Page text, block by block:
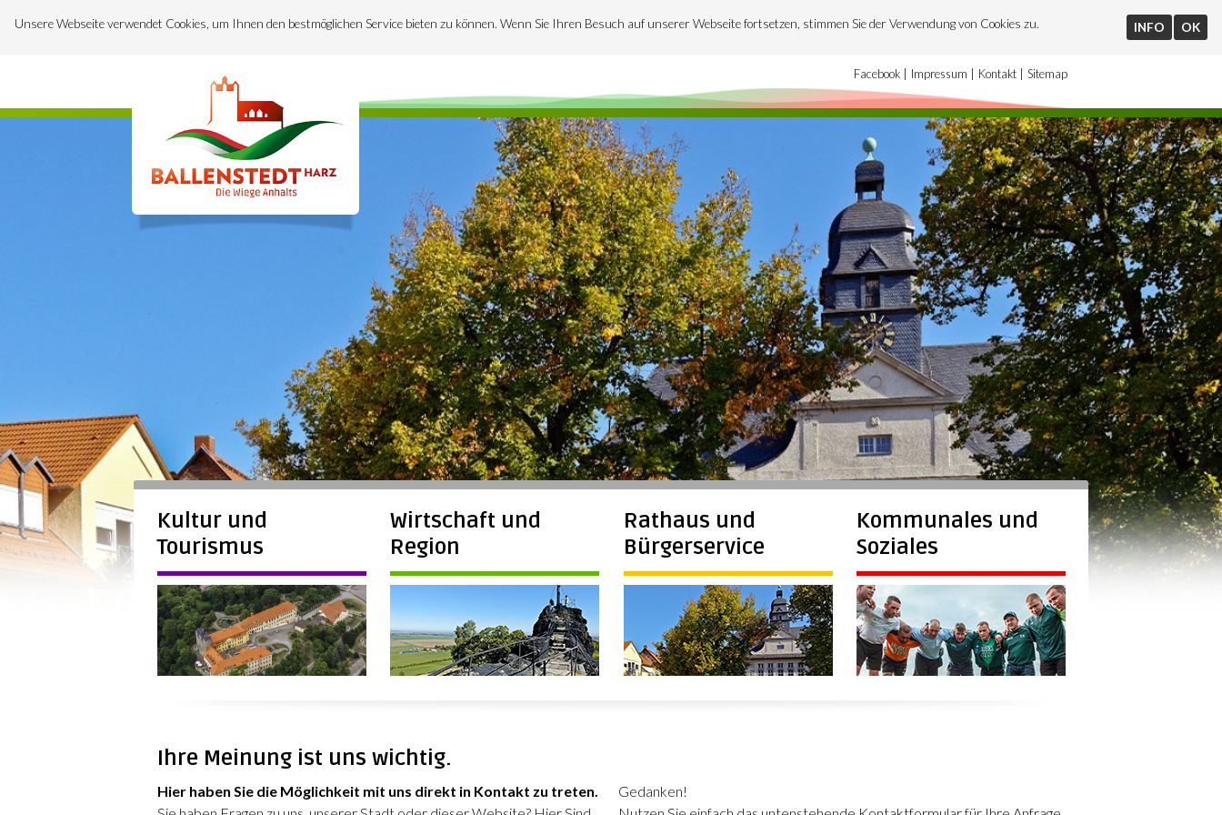
Unsere Webseite verwendet Cookies, um Ihnen den bestmöglichen Service bieten zu können. Wenn Sie Ihren Besuch auf unserer Webseite fortsetzen, stimmen Sie der Verwendung von Cookies zu. INFO OK
Facebook Impressum Kontakt Sitemap
Kultur und
Tourismus
Wirtschaft und
Region
Rathaus und
Bürgerservice
Kommunales und
Soziales
Ihre Meinung ist uns wichtig.
Hier haben Sie die Möglichkeit mit uns direkt in Kontakt zu treten.
Gedanken!